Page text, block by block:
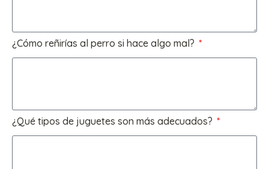
¿Cómo reñirías al perro si hace algo mal?
¿Qué tipos de juguetes son más adecuados?